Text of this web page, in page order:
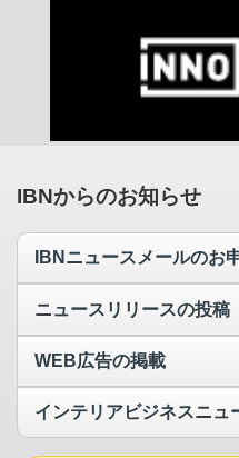
IBNからのお知らせ
IBNニュースメールのお
ニュースリリースの投稿
WEB広告の掲載
インテリアビジネスニュ